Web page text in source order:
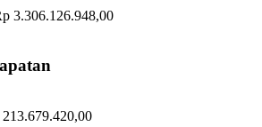
April 2024
2022
2021
3.306.126.948,00